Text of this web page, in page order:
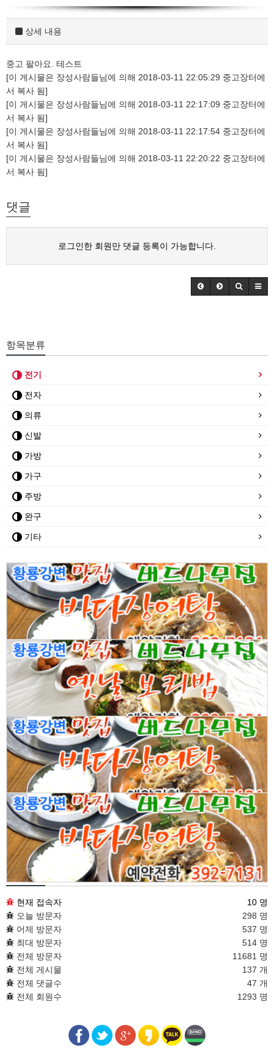
상세 내용
중고 팔아요. 테스트
[이 게시물은 장성사람들님에 의해 2018-03-11 22:05:29 중고장터에
서 복사 됨]
[이 게시물은 장성사람들님에 의해 2018-03-11 22:17:09 중고장터에
서 복사 됨]
[이 게시물은 장성사람들님에 의해 2018-03-11 22:17:54 중고장터에
서 복사 됨]
[이 게시물은 장성사람들님에 의해 2018-03-11 22:20:22 중고장터에
서 복사 됨]
댓글
로그인한 회원만 댓글 등록이 가능합니다.
항목분류
전기
전자
의류
신발
가방
가구
주방
완구
기타
접속통계
현재 접속자
10 명
오늘 방문자
298 명
어제 방문자
537 명
최대 방문자
514 명
전체 방문자
11681 명
전체 게시물
137 개
전체 댓글수
47 개
전체 회원수
1293 명